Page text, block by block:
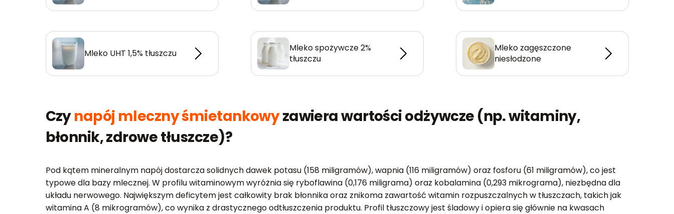
Mleko UHT 1,5% tłuszczu
Mleko spożywcze 2%
tłuszczu
Mleko zagęszczone
niesłodzone
Czynapój mleczny śmietankowyzawiera wartości odżywcze (np. witaminy,
błonnik, zdrowe tłuszcze)?
Pod kątem mineralnym napój dostarcza solidnych dawek potasu (158 miligramów), wapnia (116 miligramów) oraz fosforu (61 miligramów), co jest
typowe dla bazy mlecznej. W profilu witaminowym wyróżnia się ryboflawina (0,176 miligrama) oraz kobalamina (0,293 mikrograma), niezbędna dla
układu nerwowego. Największym deficytem jest całkowity brak błonnika oraz znikoma zawartość witamin rozpuszczalnych w tłuszczach, takich jak
witamina A (8 mikrogramów), co wynika z drastycznego odtłuszczenia produktu. Profil tłuszczowy jest śladowy i opiera się głównie na kwasach